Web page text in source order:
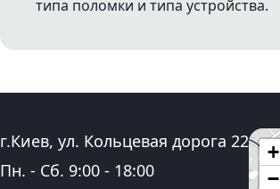
типа поломки и типа устройства.
Адрес:
г.Киев, ул. Кольцевая дорога 22
График работы:
Пн. - Сб. 9:00 - 18:00
+
−